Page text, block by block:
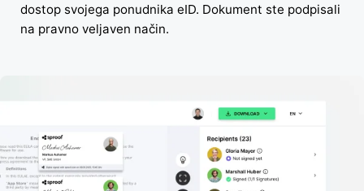
dostop svojega ponudnika eID. Dokument ste podpisali
na pravno veljaven način.